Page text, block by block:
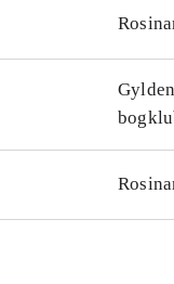
som
som kan